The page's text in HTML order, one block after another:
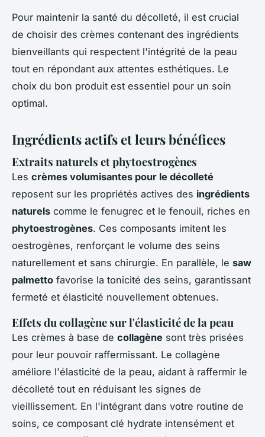
Pour maintenir la santé du décolleté, il est crucial
de choisir des crèmes contenant des ingrédients
bienveillants qui respectent l'intégrité de la peau
tout en répondant aux attentes esthétiques. Le
choix du bon produit est essentiel pour un soin
optimal.
Ingrédients actifs et leurs bénéfices
Extraits naturels et phytoestrogènes
Les crèmes volumisantes pour le décolleté
reposent sur les propriétés actives des ingrédients
naturels comme le fenugrec et le fenouil, riches en
phytoestrogènes. Ces composants imitent les
oestrogènes, renforçant le volume des seins
naturellement et sans chirurgie. En parallèle, le saw
palmetto favorise la tonicité des seins, garantissant
fermeté et élasticité nouvellement obtenues.
Effets du collagène sur l'élasticité de la peau
Les crèmes à base de collagène sont très prisées
pour leur pouvoir raffermissant. Le collagène
améliore l'élasticité de la peau, aidant à raffermir le
décolleté tout en réduisant les signes de
vieillissement. En l'intégrant dans votre routine de
soins, ce composant clé hydrate intensément et